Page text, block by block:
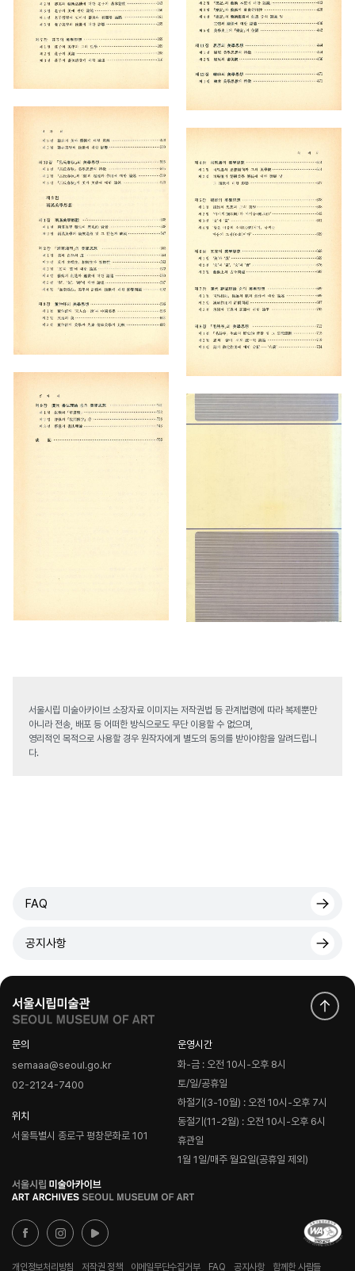
서울시립 미술아카이브 소장자료 이미지는 저작권법 등 관계법령에 따라 복제뿐만
아니라 전송, 배포 등 어떠한 방식으로도 무단 이용할 수 없으며,
영리적인 목적으로 사용할 경우 원작자에게 별도의 동의를 받아야함을 알려드립니
다.
FAQ
공지사항
문의
semaaa@seoul.go.kr
02-2124-7400
위치
서울특별시 종로구 평창문화로 101
운영시간
화-금 : 오전 10시-오후 8시
토/일/공휴일
하절기(3-10월) : 오전 10시-오후 7시
동절기(11-2월) : 오전 10시-오후 6시
휴관일
1월 1일/매주 월요일(공휴일 제외)
로
고
개인정보처리방침 저작권 정책 이메일무단수집거부 FAQ 공지사항 함께한 사람들